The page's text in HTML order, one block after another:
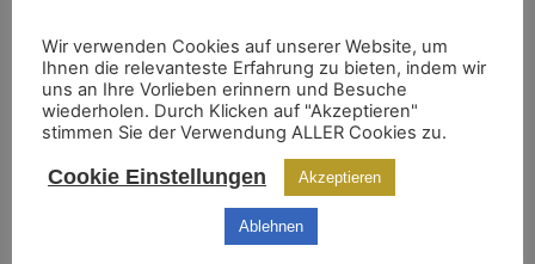
Wir verwenden Cookies auf unserer Website, um
Ihnen die relevanteste Erfahrung zu bieten, indem wir
uns an Ihre Vorlieben erinnern und Besuche
wiederholen. Durch Klicken auf "Akzeptieren"
stimmen Sie der Verwendung ALLER Cookies zu.
Cookie Einstellungen Akzeptieren
Ablehnen